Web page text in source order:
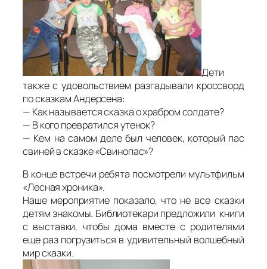
Дети
также с удовольствием разгадывали кроссворд
по сказкам Андерсена:
— Как называется сказка о храбром солдате?
— В кого превратился утенок?
— Кем на самом деле был человек, который пас
свиней в сказке «Свинопас»?
В конце встречи ребята посмотрели мультфильм
«Лесная хроника».
Наше мероприятие показало, что не все сказки
детям знакомы. Библиотекари предложили книги
с выставки, чтобы дома вместе с родителями
еще раз погрузиться в удивительный волшебный
мир сказки.